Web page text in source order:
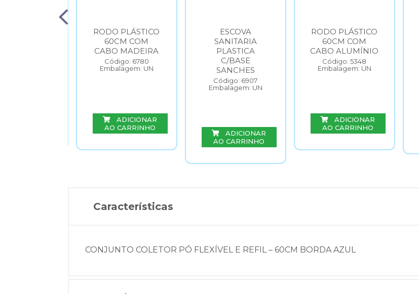
RODO PLÁSTICO
60CM COM
CABO MADEIRA
Código: 6780
Embalagem: UN
ADICIONAR
AO CARRINHO
ESCOVA
SANITARIA
PLASTICA
C/BASE
SANCHES
Código: 6907
Embalagem: UN
ADICIONAR
AO CARRINHO
RODO PLÁSTICO
60CM COM
CABO ALUMÍNIO
Código: 5348
Embalagem: UN
ADICIONAR
AO CARRINHO
Características
CONJUNTO COLETOR PÓ FLEXÍVEL E REFIL – 60CM BORDA AZUL